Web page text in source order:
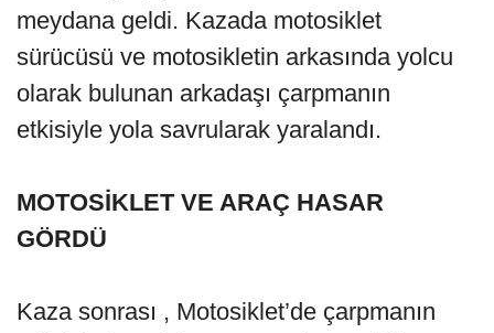
meydana geldi. Kazada motosiklet
sürücüsü ve motosikletin arkasında yolcu
olarak bulunan arkadaşı çarpmanın
etkisiyle yola savrularak yaralandı.
MOTOSİKLET VE ARAÇ HASAR
GÖRDÜ
Kaza sonrası , Motosiklet’de çarpmanın